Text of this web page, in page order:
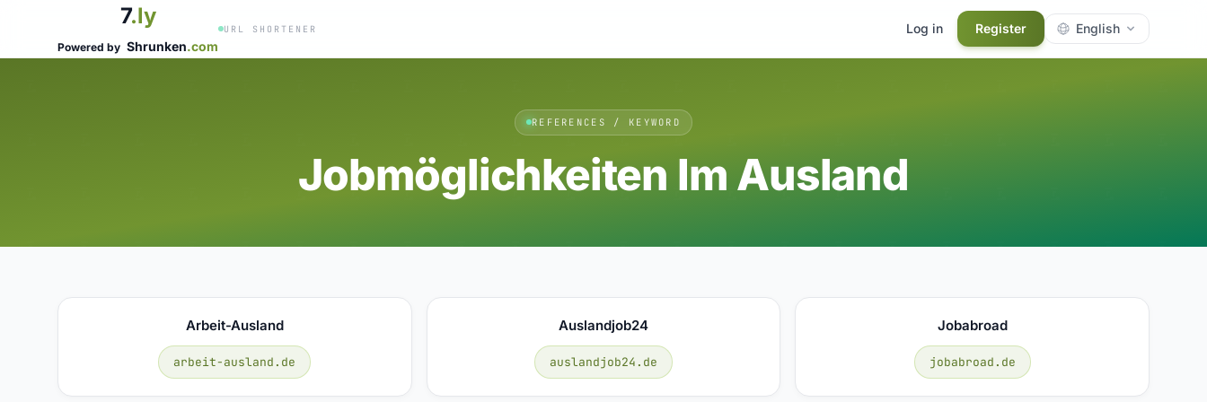
7.ly
Powered by Shrunken.com
URL SHORTENER Log in Register English
REFERENCES / KEYWORD
Jobmöglichkeiten Im Ausland
Arbeit-Ausland
arbeit-ausland.de
Auslandjob24
auslandjob24.de
Jobabroad
jobabroad.de